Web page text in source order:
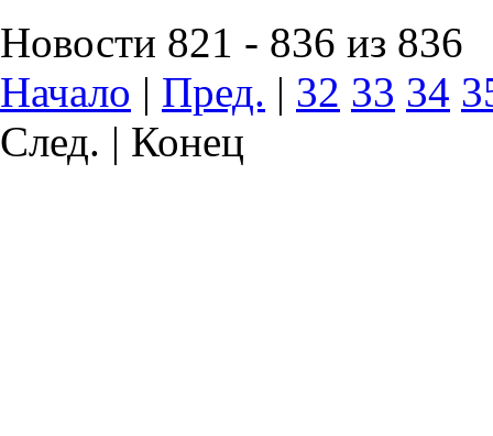
Новости 821 - 836 из 836
Начало | Пред. | 32 33 34
След. | Конец